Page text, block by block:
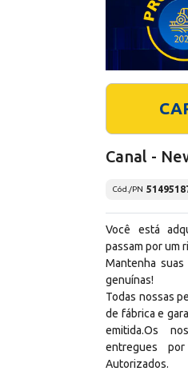
Canal -
Cód./PN
Você está
passam por um
Mantenha
genuínas!
Todas nossas
de fábrica e
emitida.Os
entregues
Autorizados.